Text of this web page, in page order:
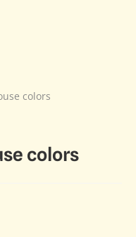
colors
colors